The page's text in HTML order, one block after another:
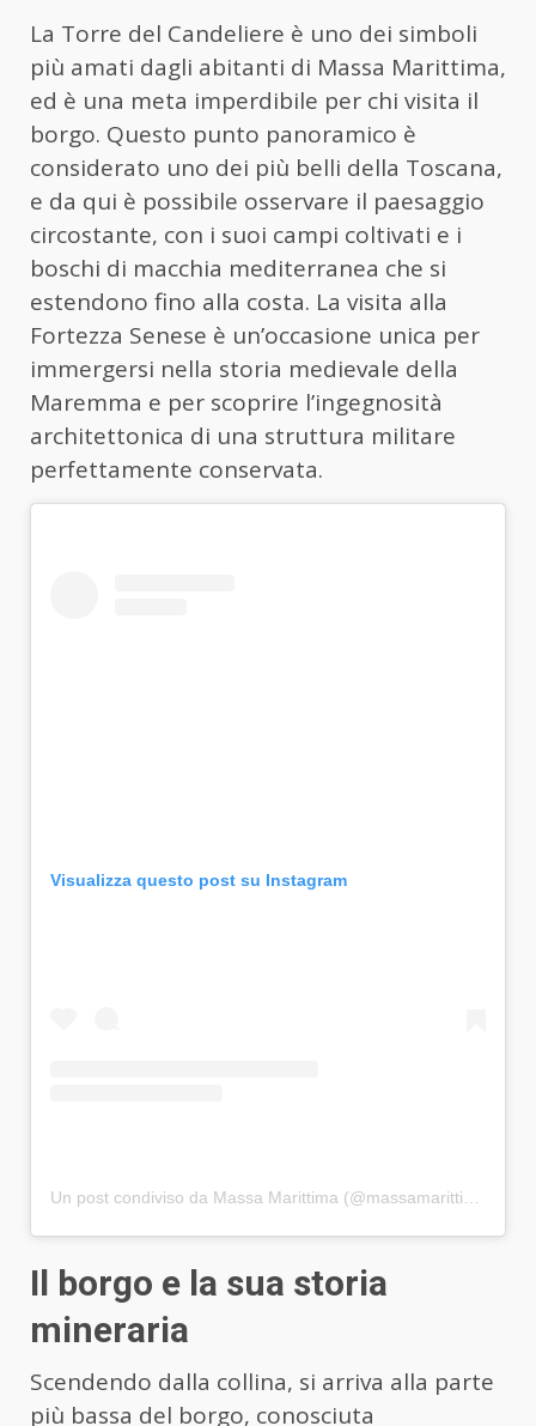
La Torre del Candeliere è uno dei simboli
più amati dagli abitanti di Massa Marittima,
ed è una meta imperdibile per chi visita il
borgo. Questo punto panoramico è
considerato uno dei più belli della Toscana,
e da qui è possibile osservare il paesaggio
circostante, con i suoi campi coltivati e i
boschi di macchia mediterranea che si
estendono fino alla costa. La visita alla
Fortezza Senese è un’occasione unica per
immergersi nella storia medievale della
Maremma e per scoprire l’ingegnosità
architettonica di una struttura militare
perfettamente conservata.
Visualizza questo post su Instagram
Il borgo e la sua storia
mineraria
Scendendo dalla collina, si arriva alla parte
più bassa del borgo, conosciuta